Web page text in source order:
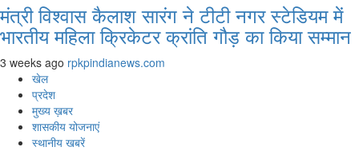
मंत्री विश्वास कैलाश सारंग ने टीटी नगर स्टेडियम में
भारतीय महिला क्रिकेटर क्रांति गौड़ का किया सम्मान
3 weeks ago rpkpindianews.com
खेल
प्रदेश
मुख्य ख़बर
शासकीय योजनाएं
स्थानीय खबरें